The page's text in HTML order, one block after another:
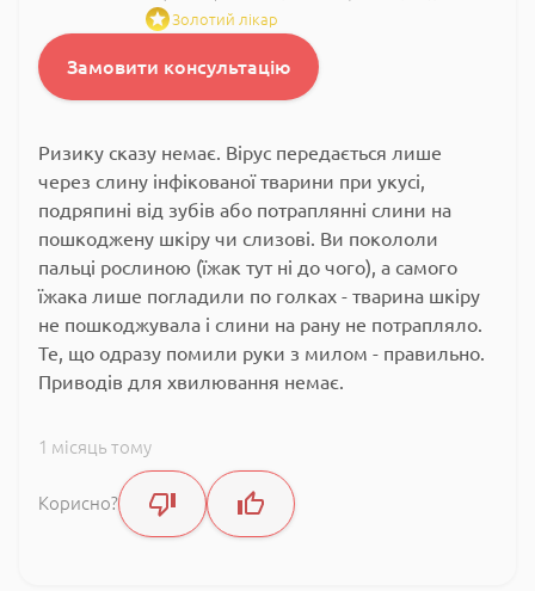
Золотий лікар
Замовити консультацію
Ризику сказу немає. Вірус передається лише
через слину інфікованої тварини при укусі,
подряпині від зубів або потраплянні слини на
пошкоджену шкіру чи слизові. Ви покололи
пальці рослиною (їжак тут ні до чого), а самого
їжака лише погладили по голках - тварина шкіру
не пошкоджувала і слини на рану не потрапляло.
Те, що одразу помили руки з милом - правильно.
Приводів для хвилювання немає.
1 місяць тому
Корисно?